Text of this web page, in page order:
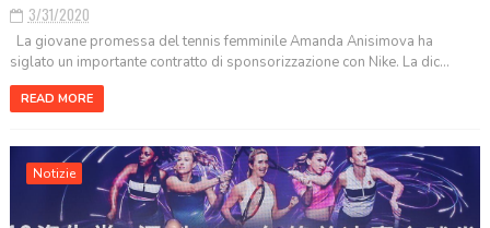
3/31/2020
La giovane promessa del tennis femminile Amanda Anisimova ha
siglato un importante contratto di sponsorizzazione con Nike. La dic...
READ MORE
Notizie